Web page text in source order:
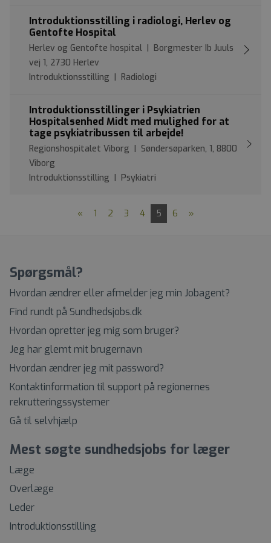
Introduktionsstilling i radiologi, Herlev og
Gentofte Hospital
Herlev og Gentofte hospital | Borgmester Ib Juuls
vej 1, 2730 Herlev
Introduktionsstilling | Radiologi
Introduktionsstillinger i Psykiatrien
Hospitalsenhed Midt med mulighed for at
tage psykiatribussen til arbejde!
Regionshospitalet Viborg | Søndersøparken, 1, 8800
Viborg
Introduktionsstilling | Psykiatri
« 1 2 3 4 5 6 »
Spørgsmål?
Hvordan ændrer eller afmelder jeg min Jobagent?
Find rundt på Sundhedsjobs.dk
Hvordan opretter jeg mig som bruger?
Jeg har glemt mit brugernavn
Hvordan ændrer jeg mit password?
Kontaktinformation til support på regionernes
rekrutteringssystemer
Gå til selvhjælp
Mest søgte sundhedsjobs for læger
Læge
Overlæge
Leder
Introduktionsstilling